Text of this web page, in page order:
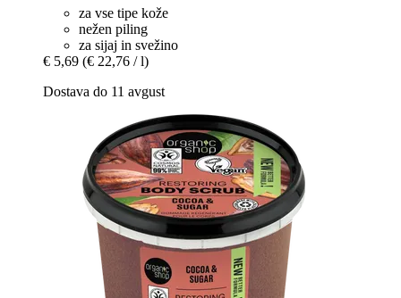
za vse tipe kože
nežen piling
za sijaj in svežino
€ 5,69 (€ 22,76 / l)
Dostava do 11 avgust